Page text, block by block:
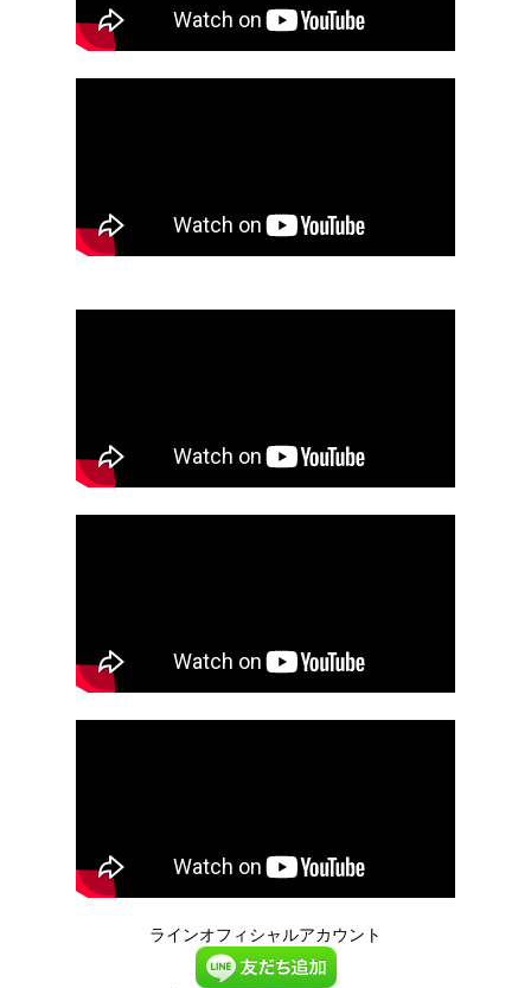
ラインオフィシャルアカウント